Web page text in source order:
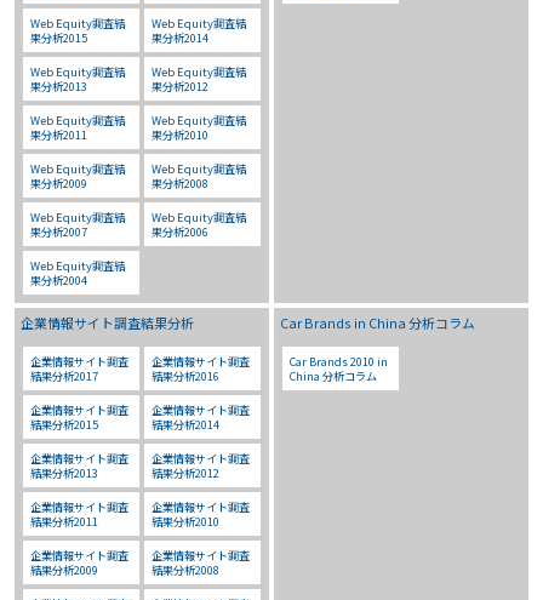
Web Equity調査結
果分析2015
Web Equity調査結
果分析2014
Web Equity調査結
果分析2013
Web Equity調査結
果分析2012
Web Equity調査結
果分析2011
Web Equity調査結
果分析2010
Web Equity調査結
果分析2009
Web Equity調査結
果分析2008
Web Equity調査結
果分析2007
Web Equity調査結
果分析2006
Web Equity調査結
果分析2004
企業情報サイト調査結果分析
企業情報サイト調査
結果分析2017
企業情報サイト調査
結果分析2016
企業情報サイト調査
結果分析2015
企業情報サイト調査
結果分析2014
企業情報サイト調査
結果分析2013
企業情報サイト調査
結果分析2012
企業情報サイト調査
結果分析2011
企業情報サイト調査
結果分析2010
企業情報サイト調査
結果分析2009
企業情報サイト調査
結果分析2008
Car Brands in China 分析コラム
Car Brands 2010 in
China 分析コラム